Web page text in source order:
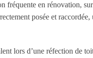
fréquente en rénovation,
posée et
lors d’une réfection de